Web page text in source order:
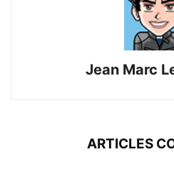
Jean Marc
ARTICLES